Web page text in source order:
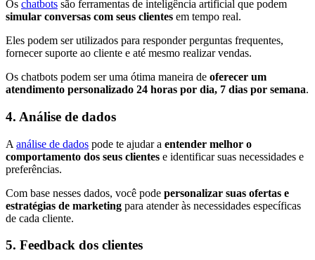
Os chatbots são ferramentas de inteligência artificial que podem
simular conversas com seus clientes em tempo real.
Eles podem ser utilizados para responder perguntas frequentes,
fornecer suporte ao cliente e até mesmo realizar vendas.
Os chatbots podem ser uma ótima maneira de oferecer um
atendimento personalizado 24 horas por dia, 7 dias por semana.
4. Análise de dados
A análise de dados pode te ajudar a entender melhor o
comportamento dos seus clientes e identificar suas necessidades e
preferências.
Com base nesses dados, você pode personalizar suas ofertas e
estratégias de marketing para atender às necessidades específicas
de cada cliente.
5. Feedback dos clientes